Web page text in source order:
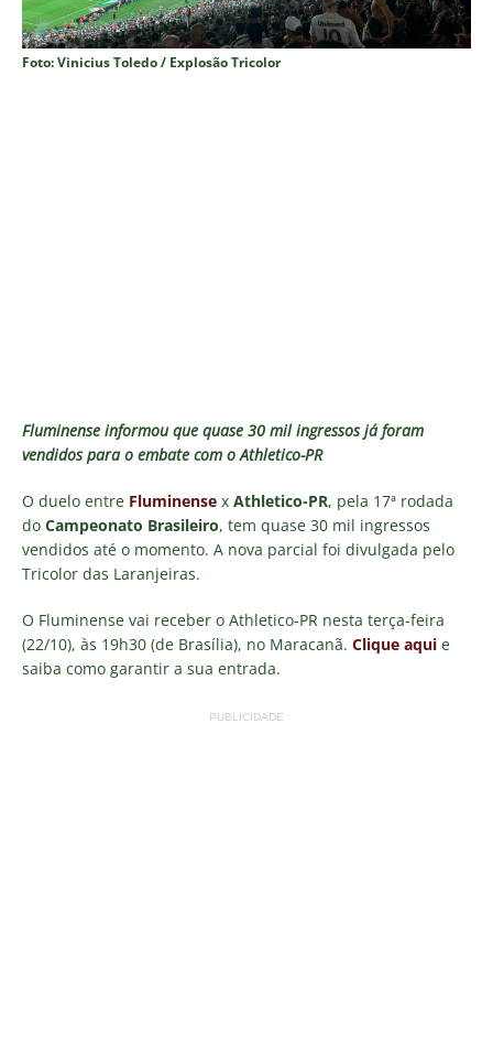
Foto: Vinicius Toledo / Explosão Tricolor
Fluminense informou que quase 30 mil ingressos já foram
vendidos para o embate com o Athletico-PR
O duelo entre Fluminense x Athletico-PR, pela 17ª rodada
do Campeonato Brasileiro, tem quase 30 mil ingressos
vendidos até o momento. A nova parcial foi divulgada pelo
Tricolor das Laranjeiras.
O Fluminense vai receber o Athletico-PR nesta terça-feira
(22/10), às 19h30 (de Brasília), no Maracanã. Clique aqui e
saiba como garantir a sua entrada.
PUBLICIDADE